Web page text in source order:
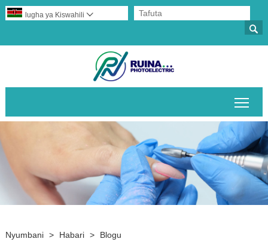

lugha ya Kiswahili 
Nyumbani > Habari > Blogu